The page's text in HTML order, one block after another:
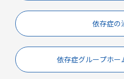
依存症の
依存症グループホー